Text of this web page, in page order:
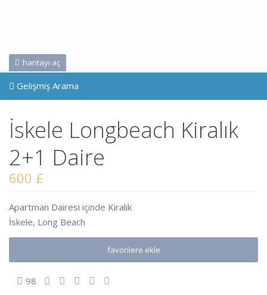
haritayı aç
Gelişmiş Arama
İskele Longbeach Kiralık
2+1 Daire
600 £
Apartman Dairesi içinde Kiralık
İskele, Long Beach
favorilere ekle
98